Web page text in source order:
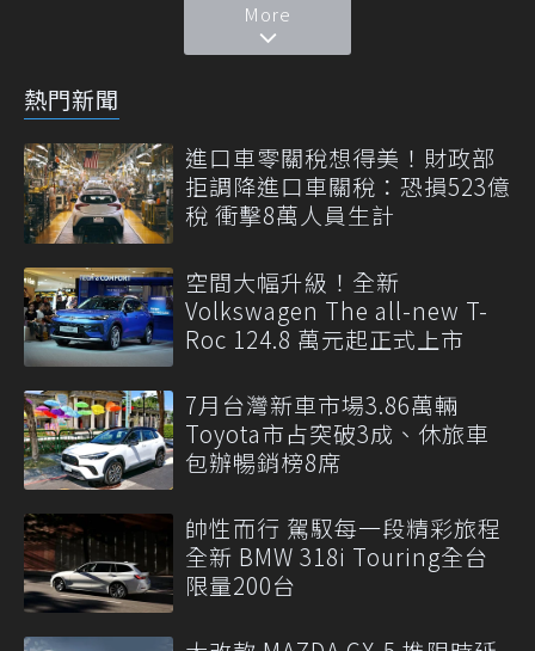
More
熱門新聞
進口車零關稅想得美！財政部
拒調降進口車關稅：恐損523億
稅 衝擊8萬人員生計
空間大幅升級！全新
Volkswagen The all-new T-
Roc 124.8 萬元起正式上市
7月台灣新車市場3.86萬輛
Toyota市占突破3成、休旅車
包辦暢銷榜8席
帥性而行 駕馭每一段精彩旅程
全新 BMW 318i Touring全台
限量200台